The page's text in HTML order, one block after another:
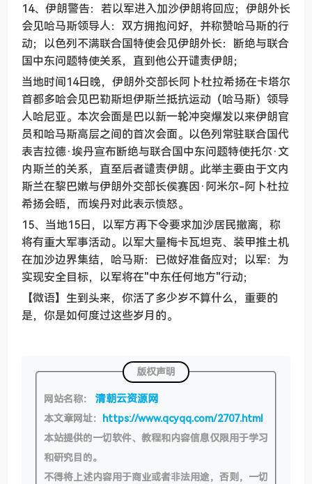
14、伊朗警告：若以军进入加沙伊朗将回应；伊朗外长
会见哈马斯领导人：双方拥抱问好，并称赞哈马斯的行
动；以色列不满联合国特使会见伊朗外长：断绝与联合
国中东问题特使关系，直到他公开谴责伊朗；
当地时间14日晚，伊朗外交部长阿卜杜拉希扬在卡塔尔
首都多哈会见巴勒斯坦伊斯兰抵抗运动（哈马斯）领导
人哈尼亚。本次会面是巴以新一轮冲突爆发以来伊朗官
员和哈马斯高层之间的首次会面。以色列常驻联合国代
表吉拉德·埃丹宣布断绝与联合国中东问题特使托尔·文
内斯兰的关系，直至后者谴责伊朗。此举主要由于文内
斯兰在黎巴嫩与伊朗外交部长侯赛因·阿米尔-阿卜杜拉
希扬会晤，而埃丹对此表示愤怒。
15、当地15日，以军方再下令要求加沙居民撤离，称
将有重大军事活动。以军大量梅卡瓦坦克、装甲推土机
在加沙边界集结，哈马斯：已做好准备应对；以军：为
实现安全目标，以军将在"中东任何地方"行动；
【微语】生到头来，你活了多少岁不算什么，重要的
是，你是如何度过这些岁月的。
版权声明
网站名称： 清朝云资源网
本文章网址： https://www.qcyqq.com/2707.html
本站提供的一切软件、教程和内容信息仅限用于学习
和研究目的。
不得将上述内容用于商业或者非法用途，否则，一切